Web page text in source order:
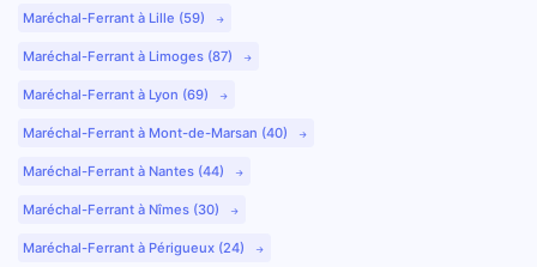
Maréchal-Ferrant à Lille (59)
Maréchal-Ferrant à Limoges (87)
Maréchal-Ferrant à Lyon (69)
Maréchal-Ferrant à Mont-de-Marsan (40)
Maréchal-Ferrant à Nantes (44)
Maréchal-Ferrant à Nîmes (30)
Maréchal-Ferrant à Périgueux (24)